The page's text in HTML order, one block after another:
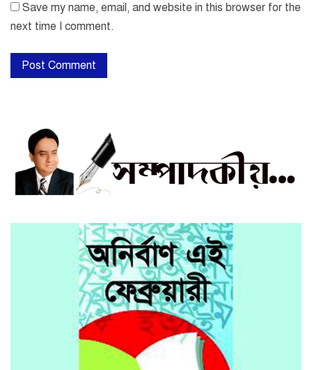
Save my name, email, and website in this browser for the
next time I comment.